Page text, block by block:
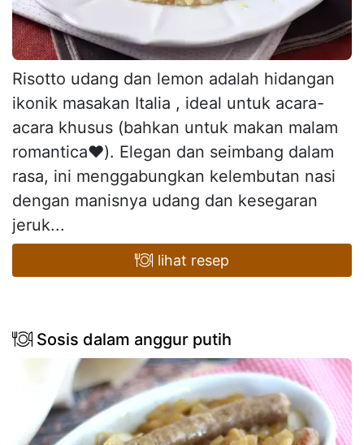
Risotto udang dan lemon adalah hidangan
ikonik masakan Italia , ideal untuk acara-
acara khusus (bahkan untuk makan malam
romantica❤️). Elegan dan seimbang dalam
rasa, ini menggabungkan kelembutan nasi
dengan manisnya udang dan kesegaran
jeruk...
lihat resep
Sosis dalam anggur putih